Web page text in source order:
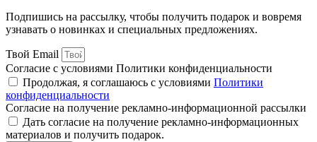
Подпишись на рассылку, чтобы получить подарок и вовремя
узнавать о новинках и специальных предложениях.
Твой Email
Согласие с условиями Политики конфиденциальности
Продолжая, я соглашаюсь с условиями Политики
конфиденциальности
Согласие на получение рекламно-информационной рассылки
Дать согласие на получение рекламно-информационных
материалов и получить подарок.